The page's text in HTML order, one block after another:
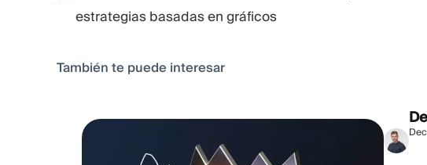
estrategias basadas en gráficos
También te puede interesar